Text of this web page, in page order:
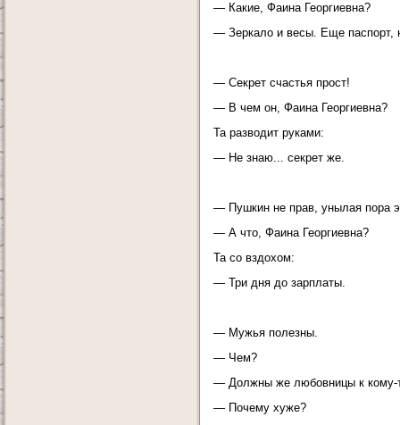
— Какие, Фаина Георгиевна?
— Зеркало и весы. Еще паспорт,
— Секрет счастья прост!
— В чем он, Фаина Георгиевна?
Та разводит руками:
— Не знаю... секрет же.
— Пушкин не прав, унылая пора
— А что, Фаина Георгиевна?
Та со вздохом:
— Три дня до зарплаты.
— Мужья полезны.
— Чем?
— Должны же любовницы к кому-
— Почему хуже?